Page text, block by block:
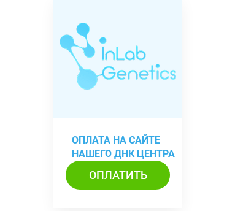
ОПЛАТА НА САЙТЕ
НАШЕГО ДНК ЦЕНТРА
ОПЛАТИТЬ